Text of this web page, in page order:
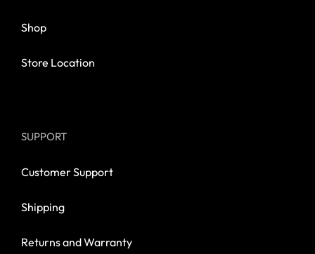
Shop
Store Location
SUPPORT
Customer Support
Shipping
Returns and Warranty